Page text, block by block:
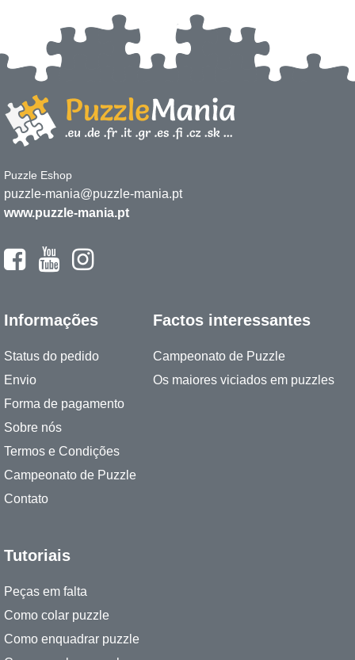
Puzzle Eshop
puzzle-mania@puzzle-mania.pt
www.puzzle-mania.pt
Informações
Status do pedido
Envio
Forma de pagamento
Sobre nós
Termos e Condições
Campeonato de Puzzle
Contato
Factos interessantes
Campeonato de Puzzle
Os maiores viciados em puzzles
Tutoriais
Peças em falta
Como colar puzzle
Como enquadrar puzzle